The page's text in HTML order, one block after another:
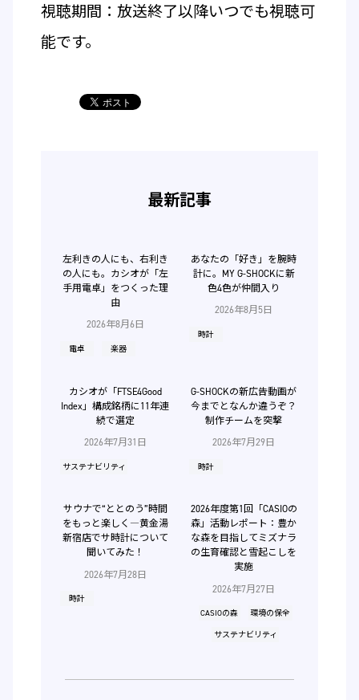
視聴期間：放送終了以降いつでも視聴可
能です。
最新記事
2026年8月6日
電卓 楽器
左利きの人にも、右利き
の人にも。カシオが「左
手用電卓」をつくった理
由
2026年8月5日
時計
あなたの「好き」を腕時
計に。MY G-SHOCKに新
色4色が仲間入り
2026年7月31日
サステナビリティ
カシオが「FTSE4Good
Index」構成銘柄に11年連
続で選定
2026年7月29日
時計
G-SHOCKの新広告動画が
今までとなんか違うぞ？
制作チームを突撃
2026年7月28日
時計
サウナで“ととのう”時間
をもっと楽しく―黄金湯
新宿店でサ時計について
聞いてみた！
2026年7月27日
CASIOの森 環境の保全
サステナビリティ
2026年度第1回「CASIOの
森」活動レポート：豊か
な森を目指してミズナラ
の生育確認と雪起こしを
実施